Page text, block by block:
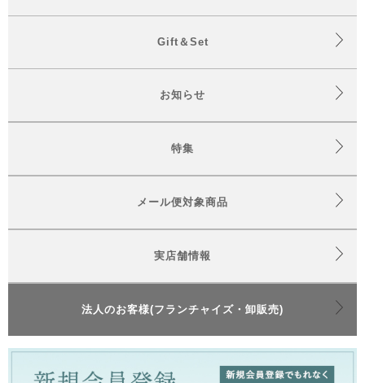
Gift＆Set
お知らせ
特集
メール便対象商品
実店舗情報
法人のお客様(フランチャイズ・卸販売)